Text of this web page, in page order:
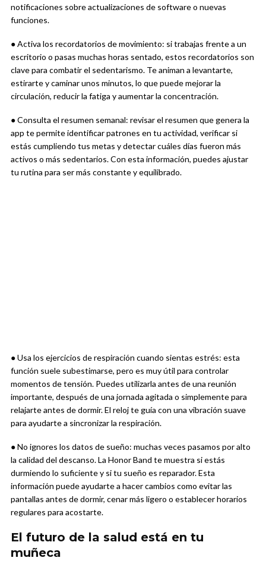
notificaciones sobre actualizaciones de software o nuevas
funciones.
● Activa los recordatorios de movimiento: si trabajas frente a un
escritorio o pasas muchas horas sentado, estos recordatorios son
clave para combatir el sedentarismo. Te animan a levantarte,
estirarte y caminar unos minutos, lo que puede mejorar la
circulación, reducir la fatiga y aumentar la concentración.
● Consulta el resumen semanal: revisar el resumen que genera la
app te permite identificar patrones en tu actividad, verificar si
estás cumpliendo tus metas y detectar cuáles días fueron más
activos o más sedentarios. Con esta información, puedes ajustar
tu rutina para ser más constante y equilibrado.
● Usa los ejercicios de respiración cuando sientas estrés: esta
función suele subestimarse, pero es muy útil para controlar
momentos de tensión. Puedes utilizarla antes de una reunión
importante, después de una jornada agitada o simplemente para
relajarte antes de dormir. El reloj te guía con una vibración suave
para ayudarte a sincronizar la respiración.
● No ignores los datos de sueño: muchas veces pasamos por alto
la calidad del descanso. La Honor Band te muestra si estás
durmiendo lo suficiente y si tu sueño es reparador. Esta
información puede ayudarte a hacer cambios como evitar las
pantallas antes de dormir, cenar más ligero o establecer horarios
regulares para acostarte.
El futuro de la salud está en tu
muñeca